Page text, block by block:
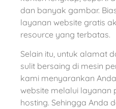
dan banyak gambar.
layanan website gratis
resource yang terbatas.
Selain itu, untuk alamat
sulit bersaing di mesin
kami menyarankan
website melalui layanan
hosting. Sehingga Anda